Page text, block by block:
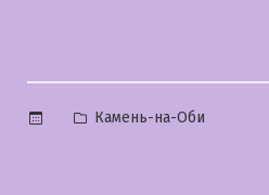
Опубликовано
Камень-на-Оби